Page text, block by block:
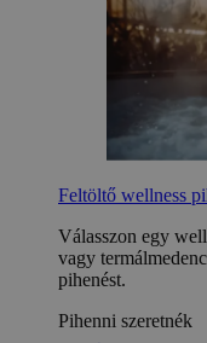
Feltöltő wellness
Válasszon egy
vagy
pihenést.
Pihenni szeretnék